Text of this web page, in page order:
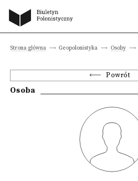
Strona główna Geopolonistyka Osoby
Powrót
Osoba